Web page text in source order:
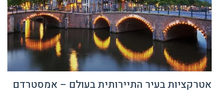
אטרקציות בעיר התיירותית בעולם – אמסטרדם